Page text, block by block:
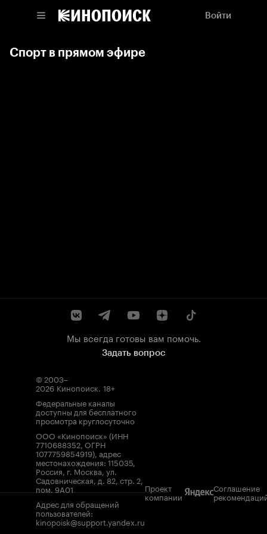
Войти
Спорт в прямом эфире
Мы всегда готовы вам помочь.
Задать вопрос
© 2003–
2026 Кинопоиск. 18+
Федеральные каналы
доступны для бесплатного
просмотра круглосуточно
ООО «Кинопоиск» (ИНН
7710688352, ОГРН
1077759854919), адрес
местонахождения: 115035,
Россия, г. Москва, ул.
Садовническая, д. 82, стр. 2,
пом. 9А01
Адрес для обращений
пользователей:
kinopoisk@support.yandex.ru
Проект
компании
Соглашение